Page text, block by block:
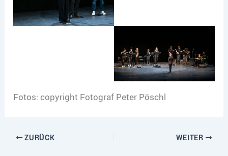
Fotos: copyright Fotograf Peter Pöschl
ZURÜCK WEITER